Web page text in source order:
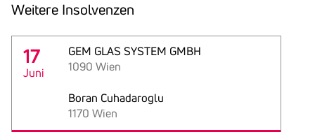
Weitere Insol­venzen
17
Juni
GEM GLAS SYSTEM GMBH
1090 Wien
Boran Cuhadaroglu
1170 Wien